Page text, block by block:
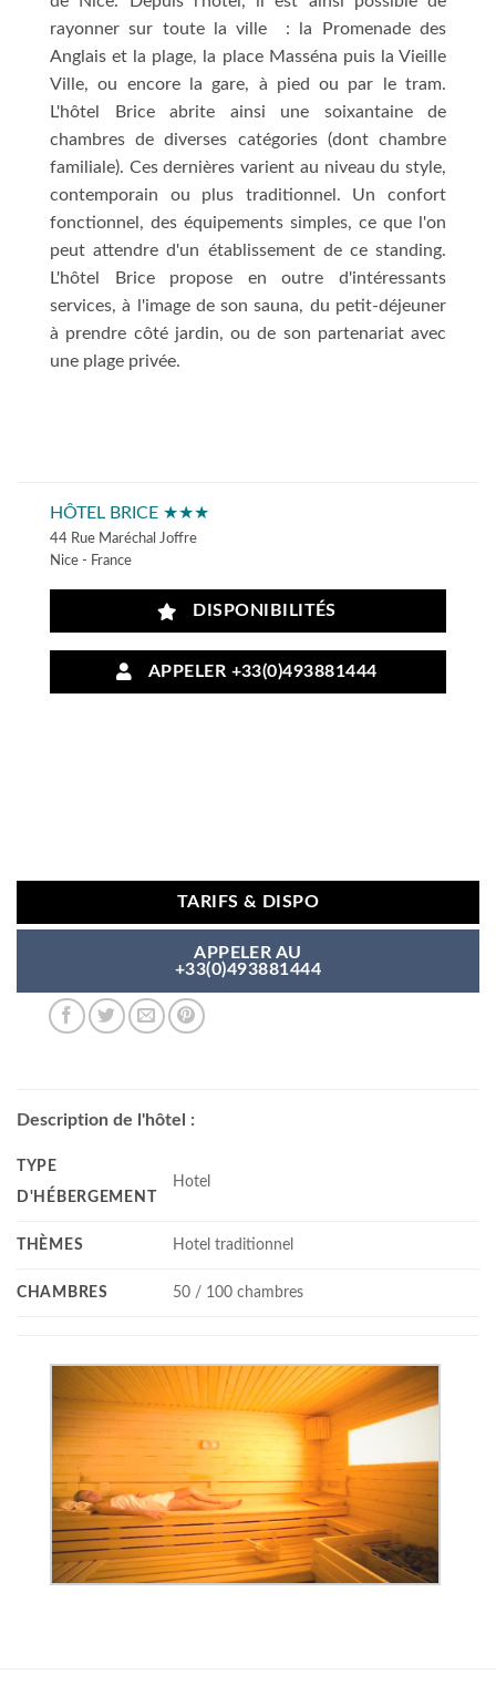
rayonner sur toute la ville : la Promenade des
Anglais et la plage, la place Masséna puis la Vieille
Ville, ou encore la gare, à pied ou par le tram.
L'hôtel Brice abrite ainsi une soixantaine de
chambres de diverses catégories (dont chambre
familiale). Ces dernières varient au niveau du style,
contemporain ou plus traditionnel. Un confort
fonctionnel, des équipements simples, ce que l'on
peut attendre d'un établissement de ce standing.
L'hôtel Brice propose en outre d'intéressants
services, à l'image de son sauna, du petit-déjeuner
à prendre côté jardin, ou de son partenariat avec
une plage privée.
HÔTEL BRICE ★★★
44 Rue Maréchal Joffre
Nice - France
DISPONIBILITÉS
APPELER +33(0)493881444
TARIFS & DISPO
APPELER AU
+33(0)493881444
Description de l'hôtel :
TYPE
D'HÉBERGEMENT
Hotel
THÈMES Hotel traditionnel
CHAMBRES 50 / 100 chambres